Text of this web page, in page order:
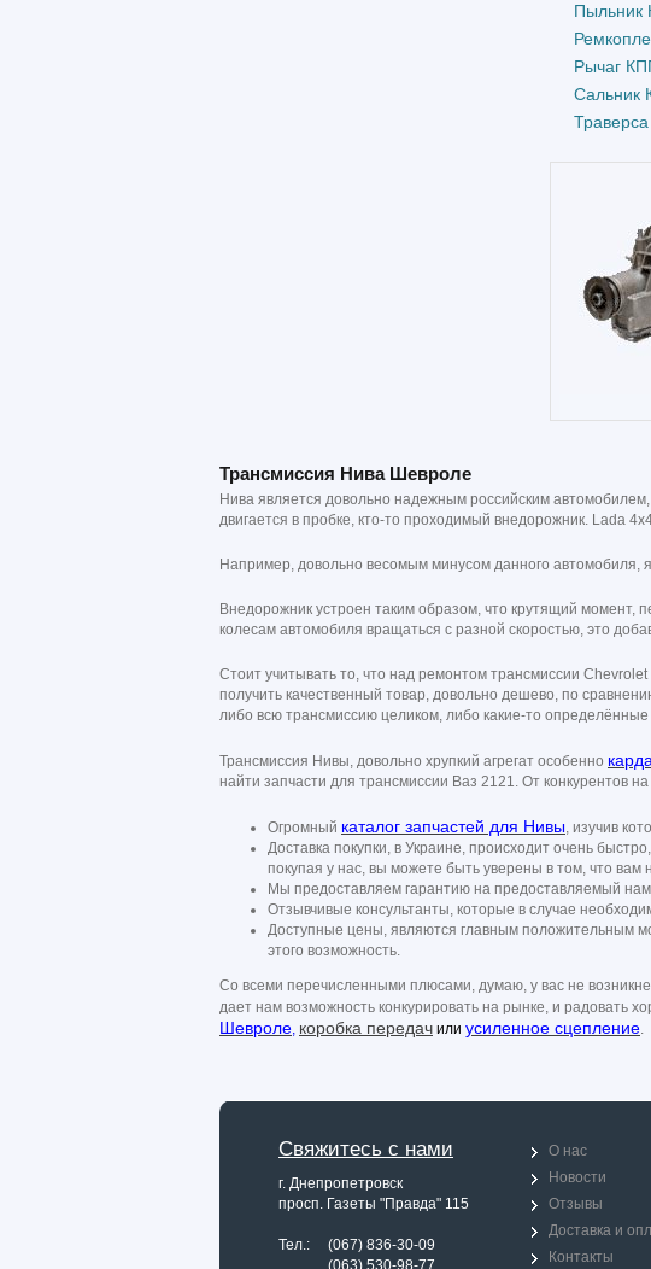
Пыльник
Рычаг
Сальник
Трансмиссия Нива Шевроле
Нива является довольно надежным российским
двигается в пробке, кто-то проходимый внедорожник. Lada
Например, довольно весомым минусом данного автомобиля,
Внедорожник устроен таким образом, что крутящий
колесам автомобиля вращаться с разной скоростью, это
Стоит учитывать то, что над ремонтом трансмиссии
получить качественный товар, довольно дешево, по
либо всю трансмиссию целиком, либо какие-то
Трансмиссия Нивы, довольно хрупкий агрегат особенно
найти запчасти для трансмиссии Ваз 2121. От конкурентов
Огромный каталог запчастей для Нивы, изучив
Доставка покупки, в Украине, происходит очень
покупая у нас, вы можете быть уверены в том, что вам
Мы предоставляем гарантию на предоставляемый
Отзывчивые консультанты, которые в случае
Доступные цены, являются главным положительным
этого возможность.
Со всеми перечисленными плюсами, думаю, у вас не
дает нам возможность конкурировать на рынке, и радовать
Шевроле, коробка передач или усиленное сцепление.
Свяжитесь с нами
г. Днепропетровск
просп. Газеты "Правда" 115
Тел.: (067) 836-30-09
(063) 530-98-77
О нас
Новости
Отзывы
Доставка и
Контакты